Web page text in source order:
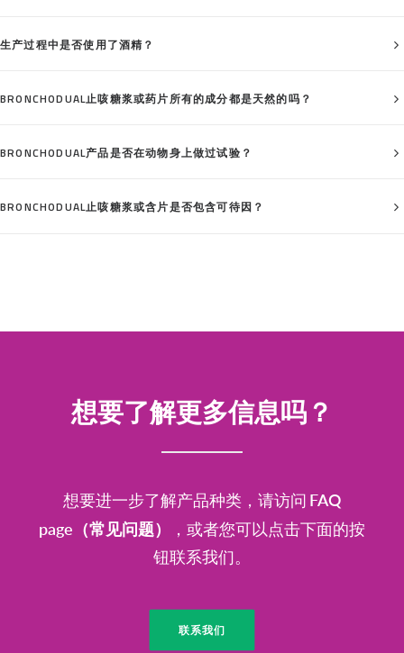
生产过程中是否使用了酒精？
BRONCHODUAL止咳糖浆或药片所有的成分都是天然的吗？
BRONCHODUAL产品是否在动物身上做过试验？
BRONCHODUAL止咳糖浆或含片是否包含可待因？
想要了解更多信息吗？
想要进一步了解产品种类，请访问 FAQ
page（常见问题）
，或者您可以点击下面的按
钮联系我们。
联系我们